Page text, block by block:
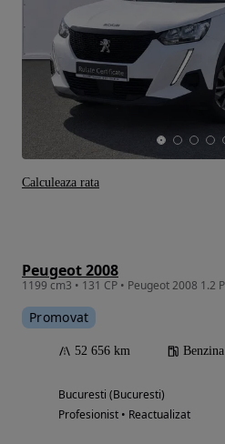
Peugeot 2008
Promovat
52 656 km Benzina
Bucuresti (Bucuresti)
Profesionist • Reactualizat
Calculeaza rata